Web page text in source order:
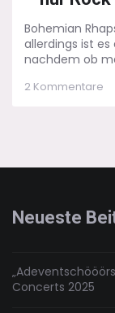
Bohemian
allerdings ist
nachdem ob
2 Kommentare
Neueste
Concerts 2025